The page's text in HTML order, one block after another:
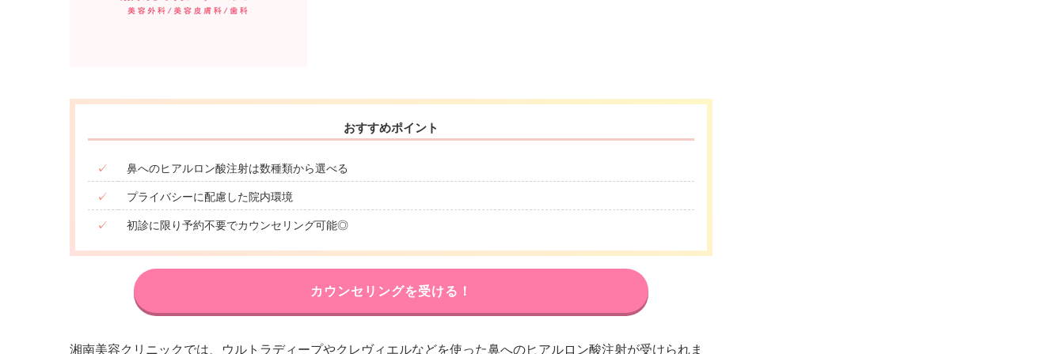
おすすめポイント
✓
鼻へのヒアルロン酸注射は数種類から選べる
✓
プライバシーに配慮した院内環境
✓
初診に限り予約不要でカウンセリング可能◎
カウンセリングを受ける！
湘南美容クリニックでは、ウルトラディープやクレヴィエルなどを使った鼻へのヒアルロン酸注射が受けられま